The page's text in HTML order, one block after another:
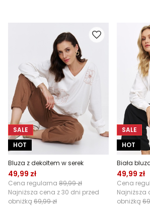
SALE
HOT
Bluza z dekoltem w serek
49,99 zł
Cena regularna 89,99 zł
Najniższa cena z 30 dni przed
obniżką 69,99 zł
SALE
HOT
Biała
49,99 zł
Cena
Najniższa
obniżką